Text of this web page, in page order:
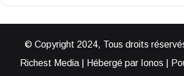
© Copyright 2024, Tous droits
Richest Media | Hébergé par Ionos |